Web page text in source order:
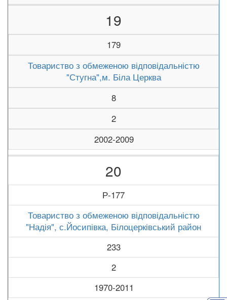
19
179
Товариство з обмеженою відповідальністю
"Стугна",м. Біла Церква
8
2
2002-2009
20
Р-177
Товариство з обмеженою відповідальністю
"Надія", с.Йосипівка, Білоцерківський район
233
2
1970-2011